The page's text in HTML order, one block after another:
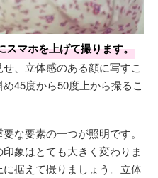
スマホを上げて撮ります。
、立体感のある顔に写すこ
45度から50度上から撮るこ
な要素の一つが照明です。
象はとても大きく変わりま
据えて撮りましょう。立体